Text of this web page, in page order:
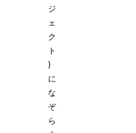
ジ
ェ
ク
ト
)
に
な
ぞ
ら